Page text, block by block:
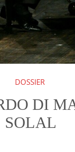
DOSSIER
DI
SOLAL